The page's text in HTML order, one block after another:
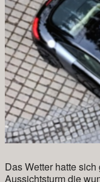
Das Wetter hatte
Aussichtsturm die